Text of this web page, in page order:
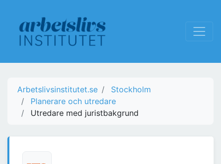
Arbetslivsinstitutet.se
Stockholm
Planerare och utredare
Utredare med juristbakgrund